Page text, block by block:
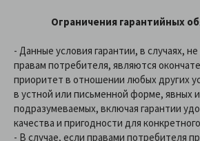
Ограничения гарантийных
- Данные условия гарантии, в случаях,
правам потребителя, являются
приоритет в отношении любых других
в устной или письменной форме, явных
подразумеваемых, включая гарантии
качества и пригодности для
- В случае, если правами потребителя